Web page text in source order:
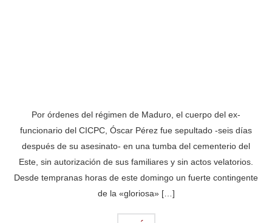
Por órdenes del régimen de Maduro, el cuerpo del ex-
funcionario del CICPC, Óscar Pérez fue sepultado -seis días
después de su asesinato- en una tumba del cementerio del
Este, sin autorización de sus familiares y sin actos velatorios.
Desde tempranas horas de este domingo un fuerte contingente
de la «gloriosa» […]